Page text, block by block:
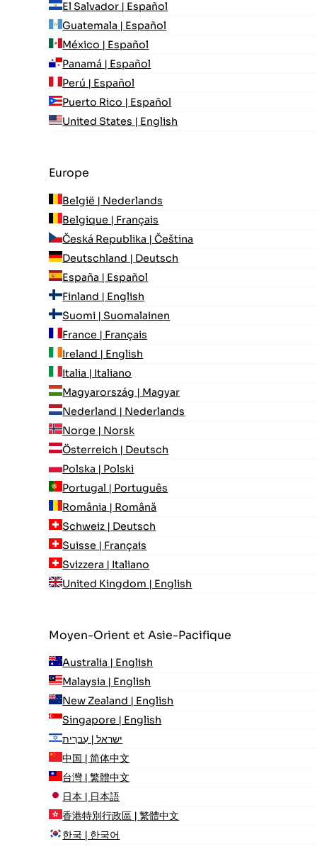
El Salvador | Español
Guatemala | Español
México | Español
Panamá | Español
Perú | Español
Puerto Rico | Español
United States | English
Europe
België | Nederlands
Belgique | Français
Česká Republika | Čeština
Deutschland | Deutsch
España | Español
Finland | English
Suomi | Suomalainen
France | Français
Ireland | English
Italia | Italiano
Magyarország | Magyar
Nederland | Nederlands
Norge | Norsk
Österreich | Deutsch
Polska | Polski
Portugal | Português
România | Română
Schweiz | Deutsch
Suisse | Français
Svizzera | Italiano
United Kingdom | English
Moyen-Orient et Asie-Pacifique
Australia | English
Malaysia | English
New Zealand | English
Singapore | English
ישראל | עִברִית
中国 | 简体中文
台灣 | 繁體中文
日本 | 日本語
香港特別行政區 | 繁體中文
한국 | 한국어